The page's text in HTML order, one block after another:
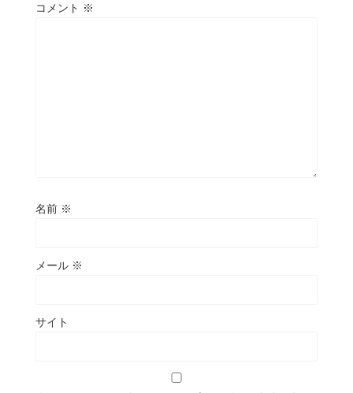
コメント ※
名前 ※
メール ※
サイト